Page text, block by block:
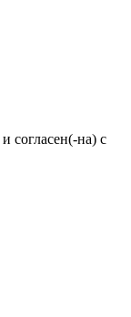
и согласен(-на) с